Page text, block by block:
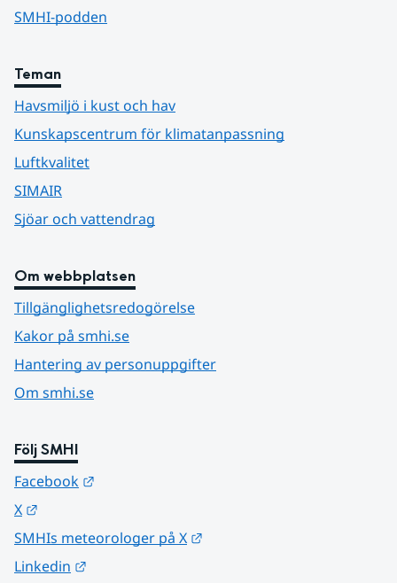
SMHI-podden
Teman
Havsmiljö i kust och hav
Kunskapscentrum för klimatanpassning
Luftkvalitet
SIMAIR
Sjöar och vattendrag
Om webbplatsen
Tillgänglighetsredogörelse
Kakor på smhi.se
Hantering av personuppgifter
Om smhi.se
Följ SMHI
Facebook
X
SMHIs meteorologer på X
Linkedin